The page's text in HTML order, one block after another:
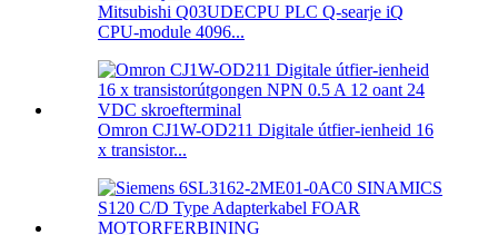
Mitsubishi Q03UDECPU PLC Q-searje iQ
CPU-module 4096...
Omron CJ1W-OD211 Digitale útfier-ienheid 16
x transistor...